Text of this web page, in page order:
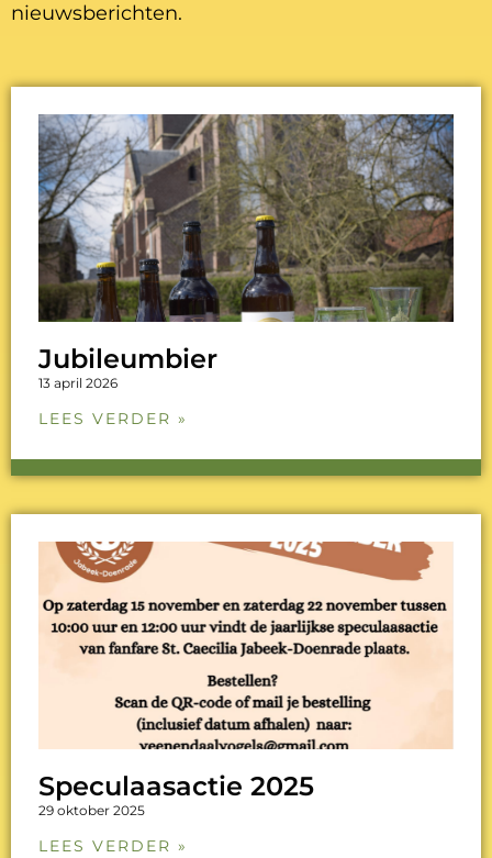
nieuwsberichten.
Jubileumbier
13 april 2026
LEES VERDER »
Speculaasactie 2025
29 oktober 2025
LEES VERDER »